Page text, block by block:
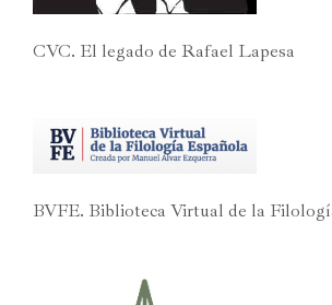
CVC. El legado de Rafael Lapesa
BVFE. Biblioteca Virtual de la